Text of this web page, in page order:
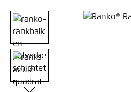
Bildergalerie überspringen